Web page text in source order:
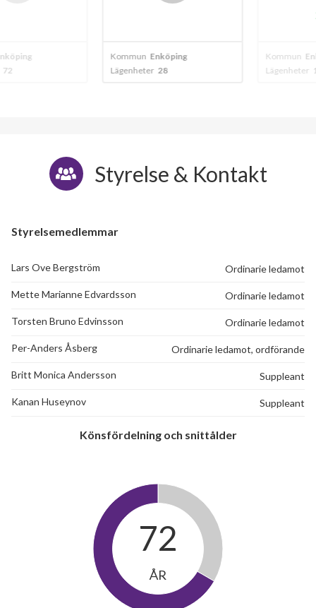
Kommun Enköping
Lägenheter 28
Kommun
Lägenheter 12
Styrelse & Kontakt
Styrelsemedlemmar
Lars Ove Bergström Ordinarie ledamot
Mette Marianne Edvardsson Ordinarie ledamot
Torsten Bruno Edvinsson Ordinarie ledamot
Per-Anders Åsberg Ordinarie ledamot, ordförande
Britt Monica Andersson Suppleant
Kanan Huseynov Suppleant
Könsfördelning och snittålder
72
ÅR